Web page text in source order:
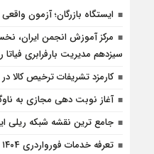
ایستگاه بازرگان؛ آزمون
مرکز آموزش انجمن ایران،
سیزدهم مدیریت بارفرابری فیاتا را
کارمزد تشریفات ترخیص کالا در
آغاز نوبت دهی مجازی به
جامع ترین نقشه شبکه ریلی
تعرفه خدمات فورواردری ۱۴۰4